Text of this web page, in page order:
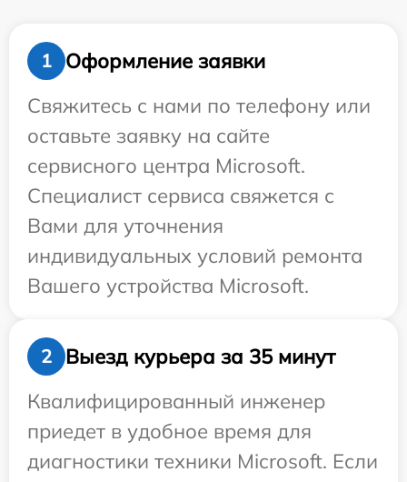
1
Оформление заявки
Свяжитесь с нами по телефону или
оставьте заявку на сайте
сервисного центра Microsoft.
Специалист сервиса свяжется с
Вами для уточнения
индивидуальных условий ремонта
Вашего устройства Microsoft.
2
Выезд курьера за 35 минут
Квалифицированный инженер
приедет в удобное время для
диагностики техники Microsoft. Если